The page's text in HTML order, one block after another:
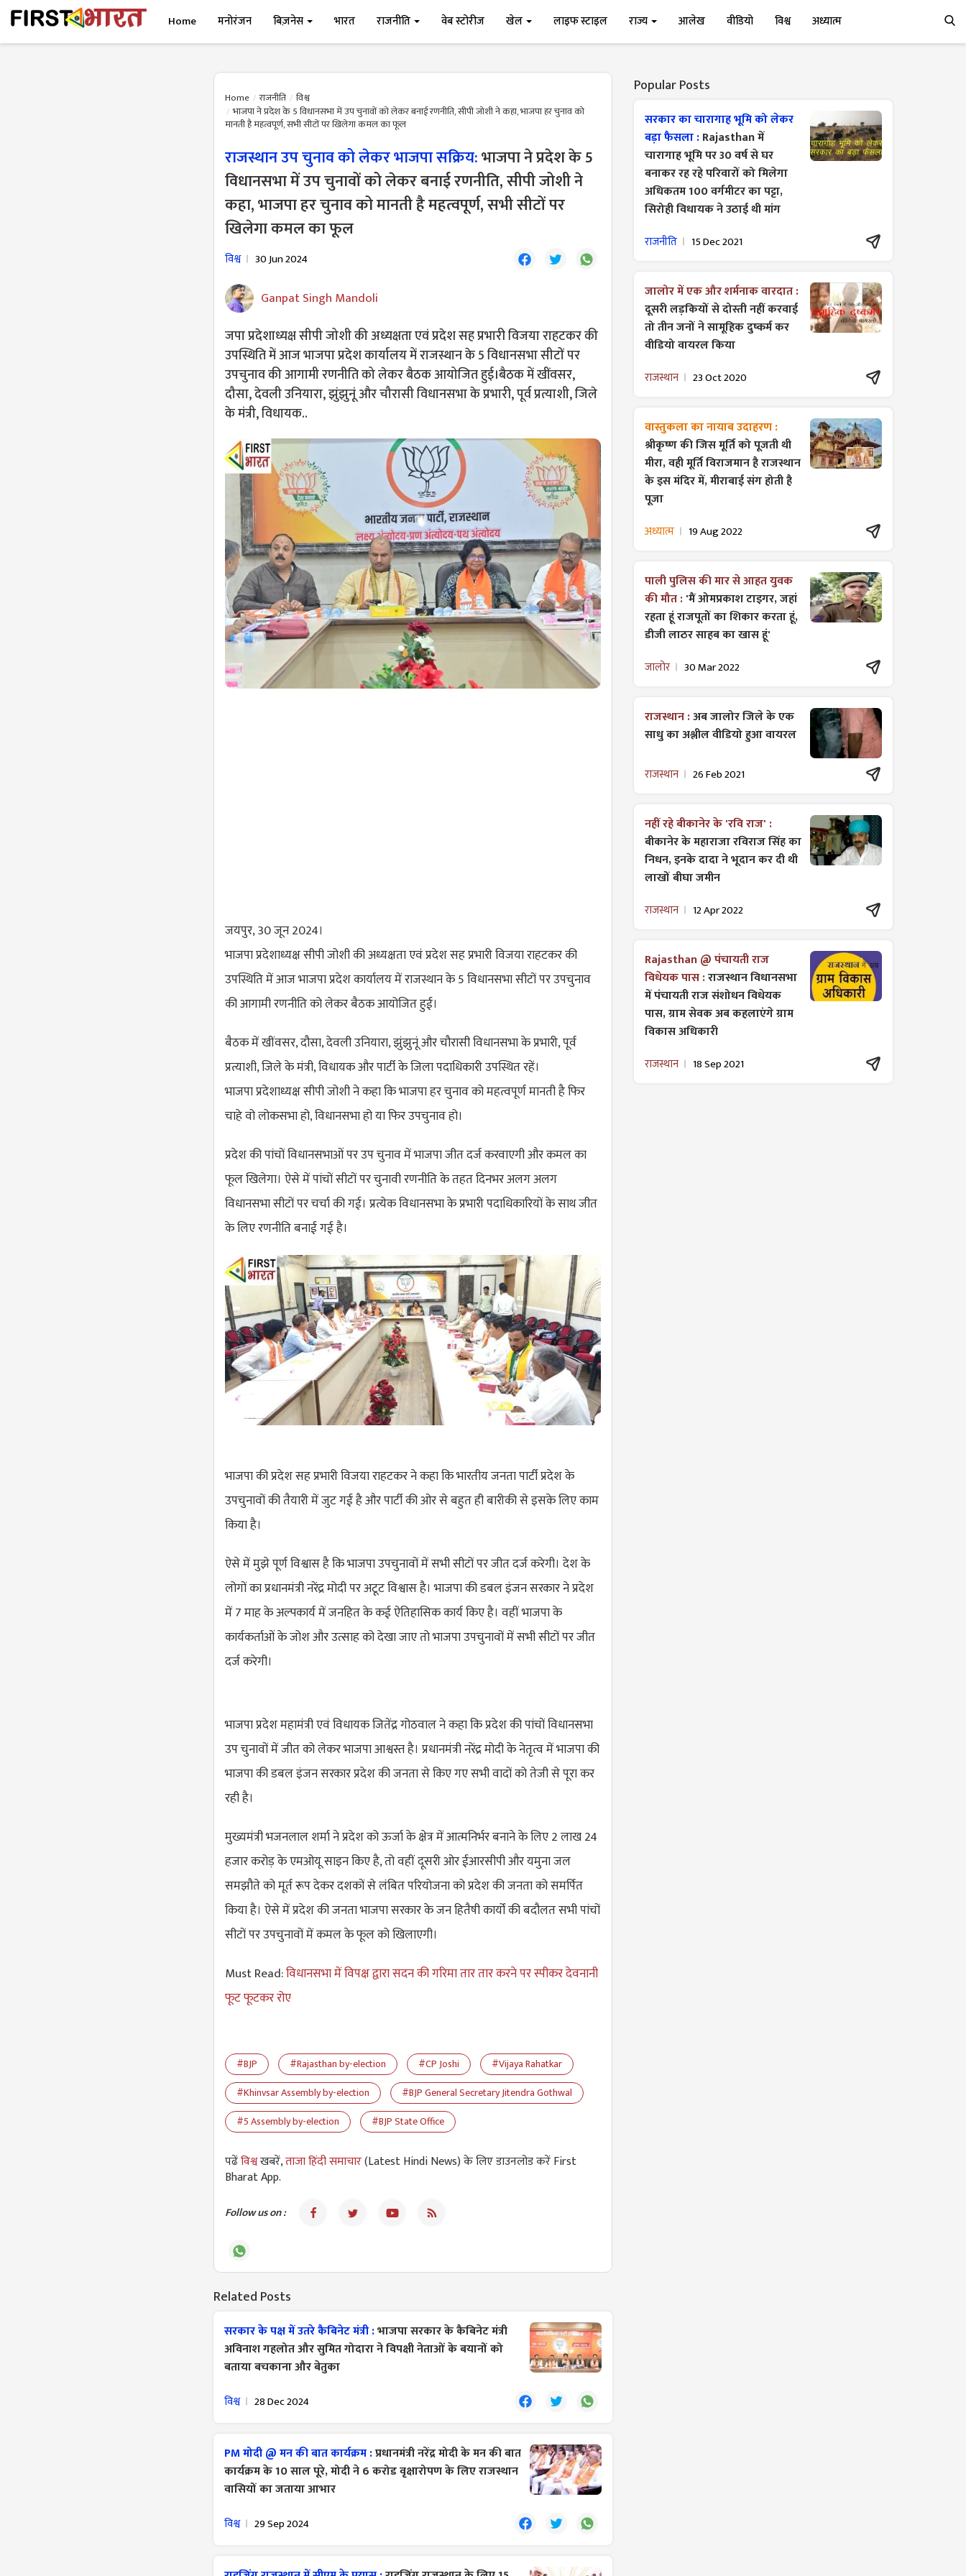
Home मनोरंजन बिज़नेस भारत राजनीति वेब स्टोरीज खेल लाइफ स्टाइल राज्य आलेख वीडियो विश्व अध्यात्म
Home राजनीति
विश्व
भाजपा ने प्रदेश के 5 विधानसभा में उप चुनावों को लेकर बनाई रणनीति, सीपी जोशी ने कहा, भाजपा हर चुनाव को
मानती है महत्वपूर्ण, सभी सीटों पर खिलेगा कमल का फूल
राजस्थान उप चुनाव को लेकर भाजपा सक्रिय:भाजपा ने प्रदेश के 5
विधानसभा में उप चुनावों को लेकर बनाई रणनीति, सीपी जोशी ने
कहा, भाजपा हर चुनाव को मानती है महत्वपूर्ण, सभी सीटों पर
खिलेगा कमल का फूल
विश्व 30 Jun 2024
Ganpat Singh Mandoli
जपा प्रदेशाध्यक्ष सीपी जोशी की अध्यक्षता एवं प्रदेश सह प्रभारी विजया राहटकर की
उपस्थिति में आज भाजपा प्रदेश कार्यालय में राजस्थान के 5 विधानसभा सीटों पर
उपचुनाव की आगामी रणनीति को लेकर बैठक आयोजित हुई।बैठक में खींवसर,
दौसा, देवली उनियारा, झुंझुनूं और चौरासी विधानसभा के प्रभारी, पूर्व प्रत्याशी, जिले
के मंत्री, विधायक..
जयपुर, 30 जून 2024।
भाजपा प्रदेशाध्यक्ष सीपी जोशी की अध्यक्षता एवं प्रदेश सह प्रभारी विजया राहटकर की
उपस्थिति में आज भाजपा प्रदेश कार्यालय में राजस्थान के 5 विधानसभा सीटों पर उपचुनाव
की आगामी रणनीति को लेकर बैठक आयोजित हुई।
बैठक में खींवसर, दौसा, देवली उनियारा, झुंझुनूं और चौरासी विधानसभा के प्रभारी, पूर्व
प्रत्याशी, जिले के मंत्री, विधायक और पार्टी के जिला पदाधिकारी उपस्थित रहें।
भाजपा प्रदेशाध्यक्ष सीपी जोशी ने कहा कि भाजपा हर चुनाव को महत्वपूर्ण मानती है फिर
चाहे वो लोकसभा हो, विधानसभा हो या फिर उपचुनाव हो।
प्रदेश की पांचों विधानसभाओं पर उप चुनाव में भाजपा जीत दर्ज करवाएगी और कमल का
फूल खिलेगा। ऐसे में पांचों सीटों पर चुनावी रणनीति के तहत दिनभर अलग अलग
विधानसभा सीटों पर चर्चा की गई। प्रत्येक विधानसभा के प्रभारी पदाधिकारियों के साथ जीत
के लिए रणनीति बनाई गई है।
भाजपा की प्रदेश सह प्रभारी विजया राहटकर ने कहा कि भारतीय जनता पार्टी प्रदेश के
उपचुनावों की तैयारी में जुट गई है और पार्टी की ओर से बहुत ही बारीकी से इसके लिए काम
किया है।
ऐसे में मुझे पूर्ण विश्वास है कि भाजपा उपचुनावों में सभी सीटों पर जीत दर्ज करेगी। देश के
लोगों का प्रधानमंत्री नरेंद्र मोदी पर अटूट विश्वास है। भाजपा की डबल इंजन सरकार ने प्रदेश
में 7 माह के अल्पकार्य में जनहित के कई ऐतिहासिक कार्य किए है। वहीं भाजपा के
कार्यकर्ताओं के जोश और उत्साह को देखा जाए तो भाजपा उपचुनावों में सभी सीटों पर जीत
दर्ज करेगी।
भाजपा प्रदेश महामंत्री एवं विधायक जितेंद्र गोठवाल ने कहा कि प्रदेश की पांचों विधानसभा
उप चुनावों में जीत को लेकर भाजपा आश्वस्त है। प्रधानमंत्री नरेंद्र मोदी के नेतृत्व में भाजपा की
भाजपा की डबल इंजन सरकार प्रदेश की जनता से किए गए सभी वादों को तेजी से पूरा कर
रही है।
मुख्यमंत्री भजनलाल शर्मा ने प्रदेश को ऊर्जा के क्षेत्र में आत्मनिर्भर बनाने के लिए 2 लाख 24
हजार करोड़ के एमओयू साइन किए है, तो वहीं दूसरी ओर ईआरसीपी और यमुना जल
समझौते को मूर्त रूप देकर दशकों से लंबित परियोजना को प्रदेश की जनता को समर्पित
किया है। ऐसे में प्रदेश की जनता भाजपा सरकार के जन हितैषी कार्यों की बदौलत सभी पांचों
सीटों पर उपचुनावों में कमल के फूल को खिलाएगी।
Must Read:विधानसभा में विपक्ष द्वारा सदन की गरिमा तार तार करने पर स्पीकर देवनानी
फूट फूटकर रोए
#BJP #Rajasthan by-election #CP Joshi
#Vijaya Rahatkar
#Khinvsar Assembly by-election
#BJP General Secretary Jitendra Gothwal
#5 Assembly by-election
#BJP State Office
पढेंविश्वखबरें,ताजा हिंदी समाचार(Latest Hindi News) के लिए डाउनलोड करें First
Bharat App.
Follow us on :
Related Posts
सरकार के पक्ष में उतरे कैबिनेट मंत्री :भाजपा सरकार के कैबिनेट मंत्री
अविनाश गहलोत और सुमित गोदारा ने विपक्षी नेताओं के बयानों को
बताया बचकाना और बेतुका
विश्व 28 Dec 2024
PM मोदी @ मन की बात कार्यक्रम :प्रधानमंत्री नरेंद्र मोदी के मन की बात
कार्यक्रम के 10 साल पूरे, मोदी ने 6 करोड वृक्षारोपण के लिए राजस्थान
वासियों का जताया आभार
विश्व 29 Sep 2024
Popular Posts
सरकार का चारागाह भूमि को लेकर
बड़ा फैसला :Rajasthan में
चारागाह भूमि पर 30 वर्ष से घर
बनाकर रह रहे परिवारों को मिलेगा
अधिकतम 100 वर्गमीटर का पट्टा,
सिरोही विधायक ने उठाई थी मांग
राजनीति 15 Dec 2021
जालोर में एक और शर्मनाक वारदात :
दूसरी लड़कियों से दोस्ती नहीं करवाई
तो तीन जनों ने सामूहिक दुष्कर्म कर
वीडियो वायरल किया
राजस्थान 23 Oct 2020
वास्तुकला का नायाब उदाहरण :
श्रीकृष्ण की जिस मूर्ति को पूजती थी
मीरा, वही मूर्ति विराजमान है राजस्थान
के इस मंदिर में, मीराबाई संग होती है
पूजा
अध्यात्म 19 Aug 2022
पाली पुलिस की मार से आहत युवक
की मौत :'मैं ओमप्रकाश टाइगर, जहां
रहता हूं राजपूतों का शिकार करता हूं,
डीजी लाठर साहब का खास हूं'
जालोर 30 Mar 2022
राजस्थान :अब जालोर जिले के एक
साधु का अश्लील वीडियो हुआ वायरल
राजस्थान 26 Feb 2021
नहीं रहे बीकानेर के 'रवि राज' :
बीकानेर के महाराजा रविराज सिंह का
निधन, इनके दादा ने भूदान कर दी थी
लाखों बीघा जमीन
राजस्थान 12 Apr 2022
Rajasthan @ पंचायती राज
विधेयक पास :राजस्थान विधानसभा
में पंचायती राज ​संशोधन विधेयक
पास, ग्राम सेवक अब कहलाएंगे ग्राम
विकास अधिकारी
राजस्थान 18 Sep 2021